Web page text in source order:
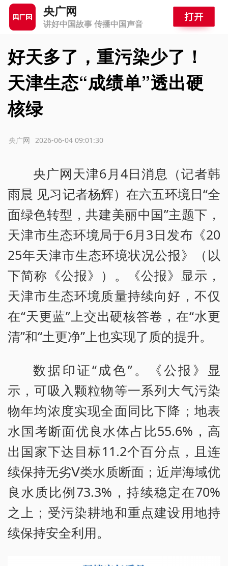
央广网
讲好中国故事 传播中国声音
好天多了，重污染少了！
天津生态“成绩单”透出硬
核绿
2026-06-04 09:01:30
央广网
央广网天津6月4日消息（记者韩
雨晨 见习记者杨辉）在六五环境日“全
面绿色转型，共建美丽中国”主题下，
天津市生态环境局于6月3日发布《20
25年天津市生态环境状况公报》（以
下简称《公报》）。《公报》显示，
天津市生态环境质量持续向好，不仅
在“天更蓝”上交出硬核答卷，在“水更
清”和“土更净”上也实现了质的提升。
数据印证“成色”。《公报》显
示，可吸入颗粒物等一系列大气污染
物年均浓度实现全面同比下降；地表
水国考断面优良水体占比55.6%，高
出国家下达目标11.2个百分点，且连
续保持无劣Ⅴ类水质断面；近岸海域优
良水质比例73.3%，持续稳定在70%
之上；受污染耕地和重点建设用地持
续保持安全利用。